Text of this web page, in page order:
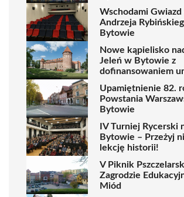
Wschodami
Andrzeja
Bytowie
Nowe kąpielisko
Jeleń w Bytowie z
dofinansowaniem
Upamiętnienie 82.
Powstania
Bytowie
IV Turniej Rycerski
Bytowie – Przeżyj
lekcję historii!
V Piknik
Zagrodzie
Miód